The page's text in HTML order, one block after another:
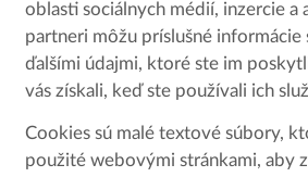
oblasti sociálnych médií, inzercie a
partneri môžu príslušné informácie
ďalšími údajmi, ktoré ste im
vás získali, keď ste používali ich
Cookies sú malé textové súbory,
použité webovými stránkami, aby